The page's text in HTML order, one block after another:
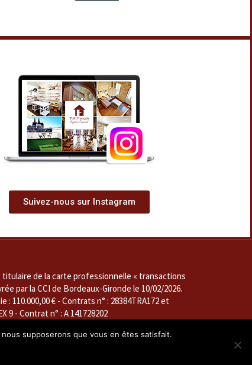
Suivez-nous sur Instagram
titulaire de la carte professionnelle « transactions
par la CCI de Bordeaux-Gironde le 10/02/2026.
: 110.000,00 € - Contrats n° : 28384TRA172 et
9 - Contrat n° : A 141728202
000 016 571, valable jusqu'au 9 février 2029 et
supposerons que vous en êtes satisfait.